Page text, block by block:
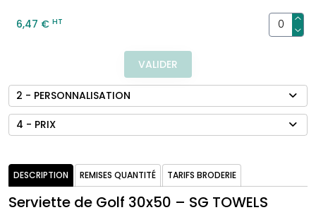
6,47 € HT
VALIDER
2 - PERSONNALISATION
4 - PRIX
DESCRIPTION REMISES QUANTITÉ TARIFS BRODERIE
Serviette de Golf 30x50 – SG TOWELS